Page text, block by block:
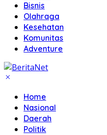
Bisnis
Olahraga
Kesehatan
Komunitas
Adventure
Home
Nasional
Daerah
Politik